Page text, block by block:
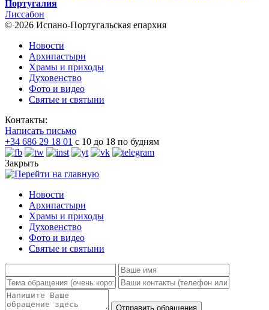
Португалия
Лиссабон
© 2026 Испано-Португальская епархия
Новости
Архипастыри
Храмы и приходы
Духовенство
Фото и видео
Святые и святыни
Контакты:
Написать письмо
+34 686 29 18 01 с 10 до 18 по будням
Закрыть
Новости
Архипастыри
Храмы и приходы
Духовенство
Фото и видео
Святые и святыни
Отправить обращения